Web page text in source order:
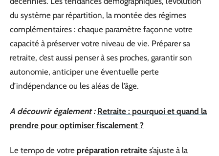
du système par répartition, la montée des régimes
complémentaires : chaque paramètre façonne votre
capacité à préserver votre niveau de vie. Préparer sa
retraite, c’est aussi penser à ses proches, garantir son
autonomie, anticiper une éventuelle perte
d’indépendance ou les aléas de l’âge.
A découvrir également : Retraite : pourquoi et quand la
prendre pour optimiser fiscalement ?
Le tempo de votre préparation retraite s’ajuste à la